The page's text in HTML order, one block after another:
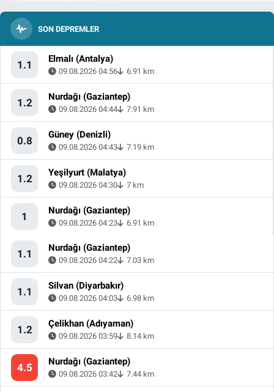
SON DEPREMLER
1.1 Elmalı (Antalya)
09.08.2026 04:56 6.91 km
1.2 Nurdağı (Gaziantep)
09.08.2026 04:44 7.91 km
0.8 Güney (Denizli)
09.08.2026 04:43 7.19 km
1.2 Yeşilyurt (Malatya)
09.08.2026 04:30 7 km
1 Nurdağı (Gaziantep)
09.08.2026 04:23 6.91 km
1.1 Nurdağı (Gaziantep)
09.08.2026 04:22 7.03 km
1.1 Silvan (Diyarbakır)
09.08.2026 04:03 6.98 km
1.2 Çelikhan (Adıyaman)
09.08.2026 03:59 8.14 km
4.5 Nurdağı (Gaziantep)
09.08.2026 03:42 7.44 km